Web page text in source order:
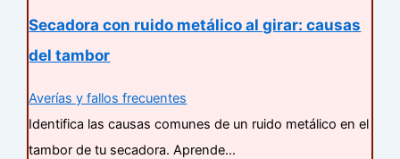
Secadora con ruido metálico al girar: causas
del tambor
Averías y fallos frecuentes
Identifica las causas comunes de un ruido metálico en el
tambor de tu secadora. Aprende…